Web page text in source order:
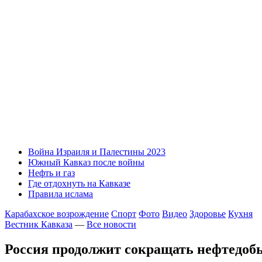
Война Израиля и Палестины 2023
Южный Кавказ после войны
Нефть и газ
Где отдохнуть на Кавказе
Правила ислама
Карабахское возрождение Спорт Фото Видео Здоровье Кухня
Вестник Кавказа — Все новости
Россия продолжит сокращать